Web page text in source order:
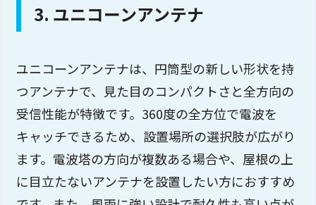
3. ユニコーンアンテナ
ユニコーンアンテナは、円筒型の新しい形状を持
つアンテナで、見た目のコンパクトさと全方向の
受信性能が特徴です。360度の全方位で電波を
キャッチできるため、設置場所の選択肢が広がり
ます。電波塔の方向が複数ある場合や、屋根の上
に目立たないアンテナを設置したい方におすすめ